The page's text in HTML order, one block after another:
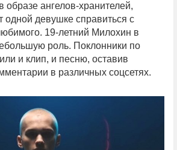
образе ангелов-хранителей,
одной девушке справиться с
19-летний Милохин в
роль. Поклонники по
и клип, и песню, оставив
в различных соцсетях.